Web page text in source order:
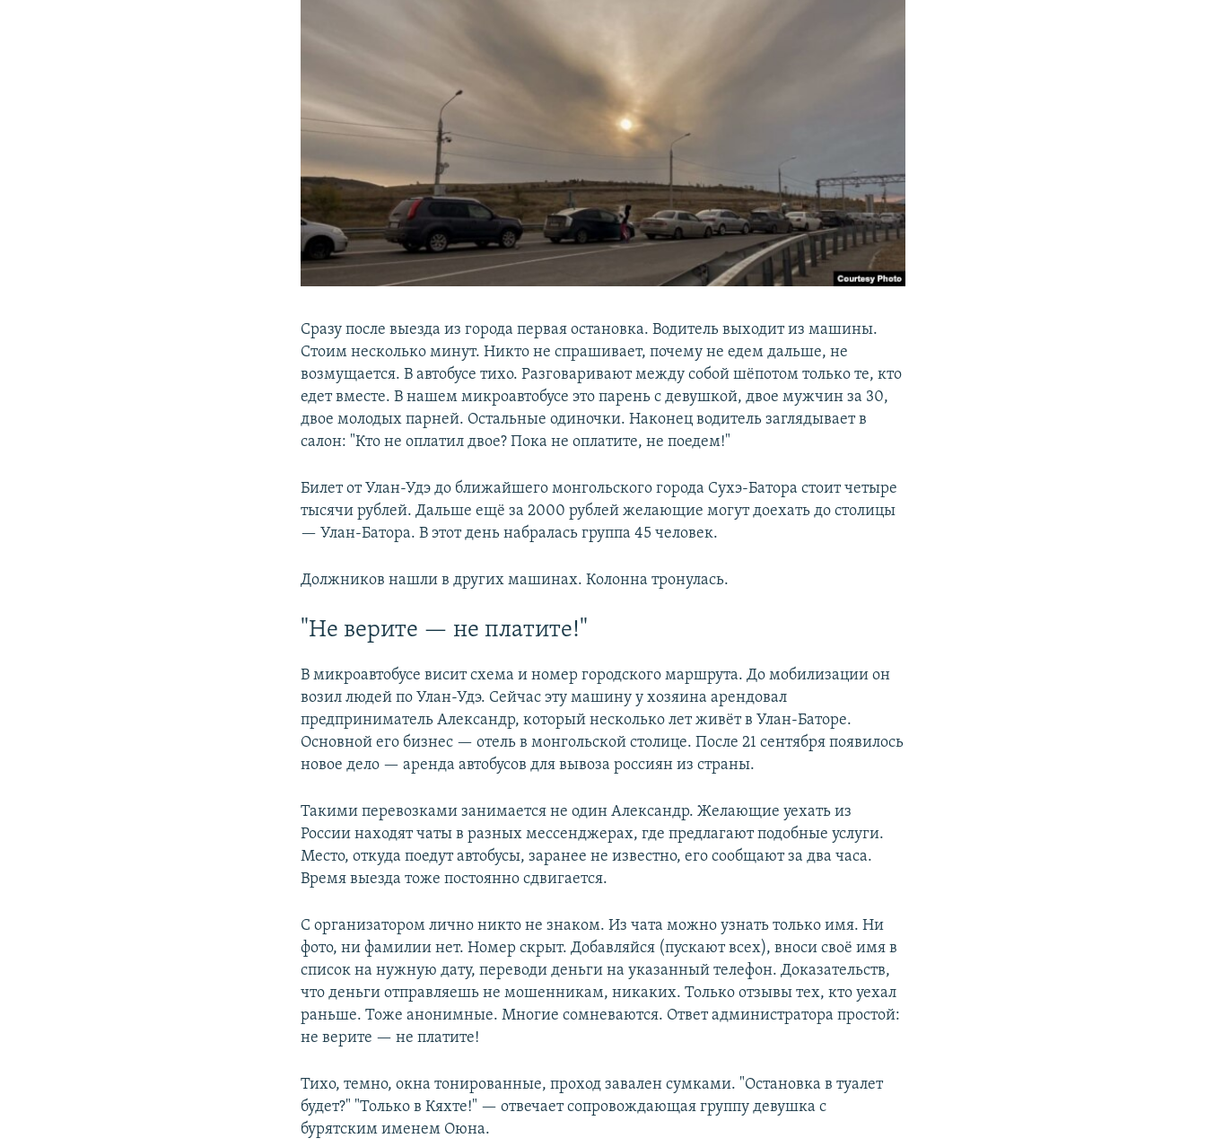
Сразу после выезда из города первая остановка. Водитель выходит из машины.
Стоим несколько минут. Никто не спрашивает, почему не едем дальше, не
возмущается. В автобусе тихо. Разговаривают между собой шёпотом только те, кто
едет вместе. В нашем микроавтобусе это парень с девушкой, двое мужчин за 30,
двое молодых парней. Остальные одиночки. Наконец водитель заглядывает в
салон: "Кто не оплатил двое? Пока не оплатите, не поедем!"
Билет от Улан-Удэ до ближайшего монгольского города Сухэ-Батора стоит четыре
тысячи рублей. Дальше ещё за 2000 рублей желающие могут доехать до столицы
— Улан-Батора. В этот день набралась группа 45 человек.
Должников нашли в других машинах. Колонна тронулась.
"Не верите — не платите!"
В микроавтобусе висит схема и номер городского маршрута. До мобилизации он
возил людей по Улан-Удэ. Сейчас эту машину у хозяина арендовал
предприниматель Александр, который несколько лет живёт в Улан-Баторе.
Основной его бизнес — отель в монгольской столице. После 21 сентября появилось
новое дело — аренда автобусов для вывоза россиян из страны.
Такими перевозками занимается не один Александр. Желающие уехать из
России находят чаты в разных мессенджерах, где предлагают подобные услуги.
Место, откуда поедут автобусы, заранее не известно, его сообщают за два часа.
Время выезда тоже постоянно сдвигается.
С организатором лично никто не знаком. Из чата можно узнать только имя. Ни
фото, ни фамилии нет. Номер скрыт. Добавляйся (пускают всех), вноси своё имя в
список на нужную дату, переводи деньги на указанный телефон. Доказательств,
что деньги отправляешь не мошенникам, никаких. Только отзывы тех, кто уехал
раньше. Тоже анонимные. Многие сомневаются. Ответ администратора простой:
не верите — не платите!
Тихо, темно, окна тонированные, проход завален сумками. "Остановка в туалет
будет?" "Только в Кяхте!" — отвечает сопровождающая группу девушка с
бурятским именем Оюна.